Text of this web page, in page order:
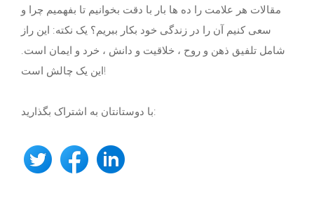
مقالات هر علامت را ده ها بار با دقت بخوانیم تا بفهمیم چرا و
سعی کنیم آن را در زندگی خود بکار ببریم؟ یک نکته: این راز
شامل تلفیق ذهن و روح ، خلاقیت و دانش ، خرد و ایمان است.
این یک چالش است!
با دوستانتان به اشتراک بگذارید: